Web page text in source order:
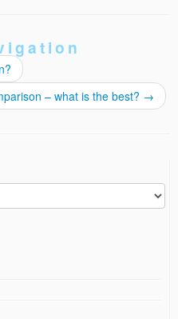
– what is the best? →